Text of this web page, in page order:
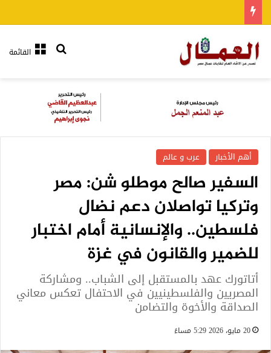
القائمةبحث عن
أهم الأخبار عرب و عالم
السفير صالح موطلو شن: مصر
وتركيا تواصلان دعم نضال
فلسطين.. والإنسانية أمام اختبار
للضمير والقانون في غزة
أتاتورك عهد بالمستقبل إلى الشباب.. ومشاركة
المصريين والفلسطينيين في الاحتفال تعكس معاني
الصداقة والأخوة والتضامن
20 مايو، 2026 5:29 مساءً